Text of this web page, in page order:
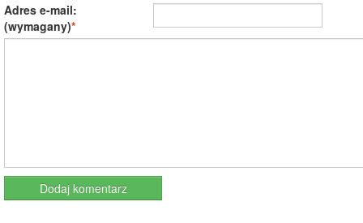
Adres e-mail:
(wymagany)